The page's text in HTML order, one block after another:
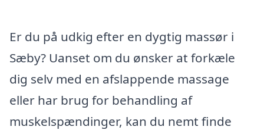
Er du på udkig efter en dygtig massør i
Sæby? Uanset om du ønsker at forkæle
dig selv med en afslappende massage
eller har brug for behandling af
muskelspændinger, kan du nemt finde